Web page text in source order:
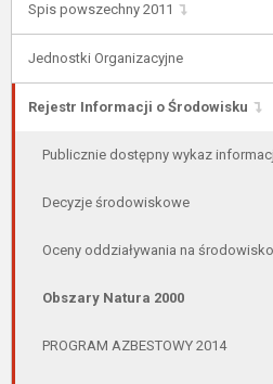
Spis powszechny 2011
Jednostki Organizacyjne
Rejestr Informacji o Środowisku
Publicznie dostępny wykaz
Decyzje środowiskowe
Oceny oddziaływania na środowisko
Obszary Natura 2000
PROGRAM AZBESTOWY 2014